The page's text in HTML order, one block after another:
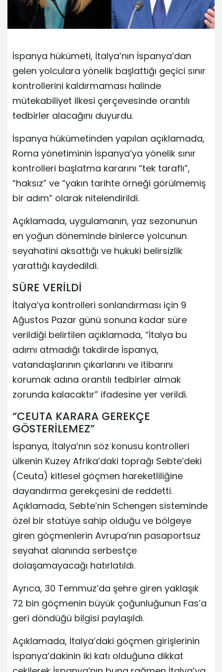
İspanya hükümeti, İtalya’nın İspanya’dan
gelen yolculara yönelik başlattığı geçici sınır
kontrollerini kaldırmaması halinde
mütekabiliyet ilkesi çerçevesinde orantılı
tedbirler alacağını duyurdu.
İspanya hükümetinden yapılan açıklamada,
Roma yönetiminin İspanya’ya yönelik sınır
kontrolleri başlatma kararını “tek taraflı”,
“haksız” ve “yakın tarihte örneği görülmemiş
bir adım” olarak nitelendirildi.
Açıklamada, uygulamanın, yaz sezonunun
en yoğun döneminde binlerce yolcunun
seyahatini aksattığı ve hukuki belirsizlik
yarattığı kaydedildi.
SÜRE VERİLDİ
İtalya’ya kontrolleri sonlandırması için 9
Ağustos Pazar günü sonuna kadar süre
verildiği belirtilen açıklamada, “İtalya bu
adımı atmadığı takdirde İspanya,
vatandaşlarının çıkarlarını ve itibarını
korumak adına orantılı tedbirler almak
zorunda kalacaktır” ifadesine yer verildi.
“CEUTA KARARA GEREKÇE
GÖSTERİLEMEZ”
İspanya, İtalya’nın söz konusu kontrolleri
ülkenin Kuzey Afrika’daki toprağı Sebte’deki
(Ceuta) kitlesel göçmen hareketliliğine
dayandırma gerekçesini de reddetti.
Açıklamada, Sebte’nin Schengen sisteminde
özel bir statüye sahip olduğu ve bölgeye
giren göçmenlerin Avrupa’nın pasaportsuz
seyahat alanında serbestçe
dolaşamayacağı hatırlatıldı.
Ayrıca, 30 Temmuz’da şehre giren yaklaşık
72 bin göçmenin büyük çoğunluğunun Fas’a
geri döndüğü bilgisi paylaşıldı.
Açıklamada, İtalya’daki göçmen girişlerinin
İspanya’dakinin iki katı olduğuna dikkat